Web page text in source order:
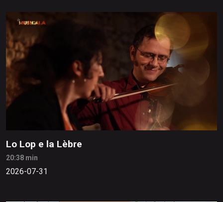
Lo Lop e la Lèbre
20:38 min
2026-07-31